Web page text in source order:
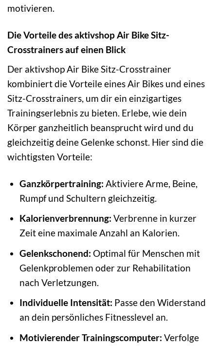
motivieren.
Die Vorteile des aktivshop Air Bike Sitz-
Crosstrainers auf einen Blick
Der aktivshop Air Bike Sitz-Crosstrainer
kombiniert die Vorteile eines Air Bikes und eines
Sitz-Crosstrainers, um dir ein einzigartiges
Trainingserlebnis zu bieten. Erlebe, wie dein
Körper ganzheitlich beansprucht wird und du
gleichzeitig deine Gelenke schonst. Hier sind die
wichtigsten Vorteile:
Ganzkörpertraining: Aktiviere Arme, Beine,
Rumpf und Schultern gleichzeitig.
Kalorienverbrennung: Verbrenne in kurzer
Zeit eine maximale Anzahl an Kalorien.
Gelenkschonend: Optimal für Menschen mit
Gelenkproblemen oder zur Rehabilitation
nach Verletzungen.
Individuelle Intensität: Passe den Widerstand
an dein persönliches Fitnesslevel an.
Motivierender Trainingscomputer: Verfolge